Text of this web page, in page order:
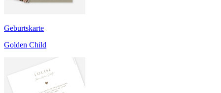
Geburtskarte
Golden Child